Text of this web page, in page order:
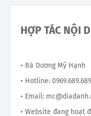
HỢP TÁC NỘI
• Bà Dương Mỹ Hạnh
• Hotline: 0969.689.689
• Email:
• Website đang hoạt